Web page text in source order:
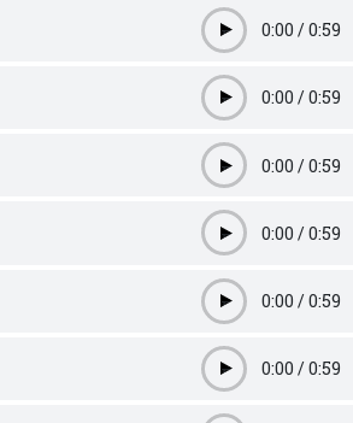
Play0:00 /0:59
Play0:00 /0:59
Play0:00 /0:59
Play0:00 /0:59
Play0:00 /0:59
Play0:00 /0:59